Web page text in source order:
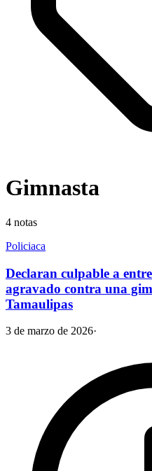
Gimnasta
4 notas
Policiaca
Declaran culpable a
agravado contra una
Tamaulipas
3 de marzo de 2026·